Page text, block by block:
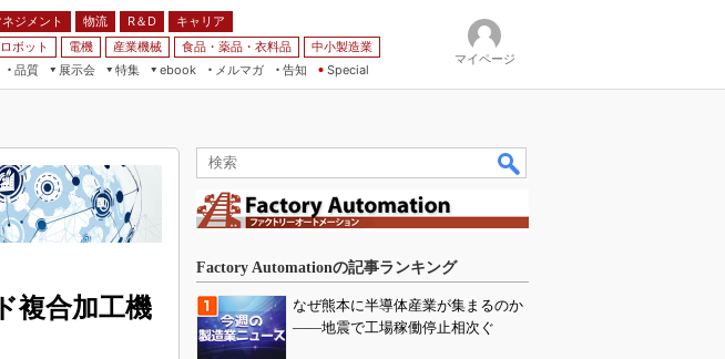
ジメント 物流 R＆D
キャリア
ロボット 電機 産業機械 食品・薬品・衣料品
中小製造業
品質
展示会
グ
特集
ebook
ント
メルマガ
告知 Special
マイページ
複合加工機
Factory Automationの記事ランキング
なぜ熊本に半導体産業が集まるのか
――地震で工場稼働停止相次ぐ